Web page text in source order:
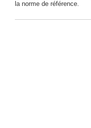
la norme de référence.